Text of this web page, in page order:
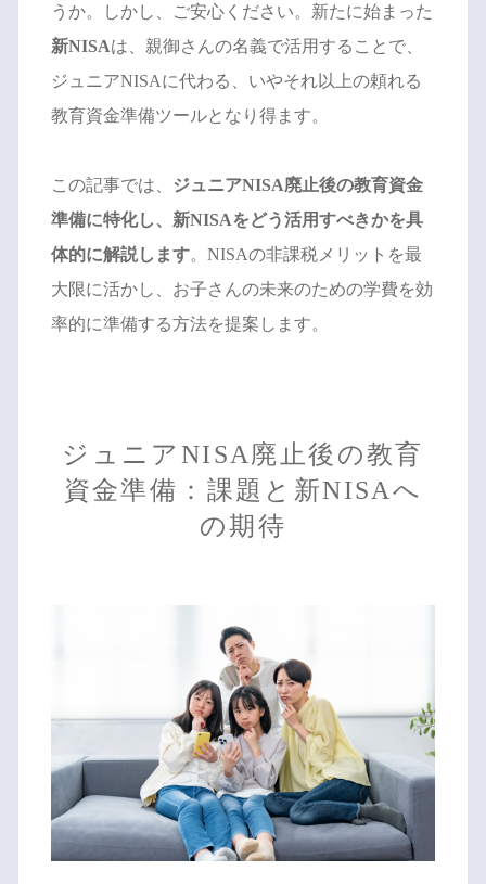
うか。しかし、ご安心ください。新たに始まった
新NISAは、親御さんの名義で活用することで、
ジュニアNISAに代わる、いやそれ以上の頼れる
教育資金準備ツールとなり得ます。
この記事では、
ジュニアNISA廃止後の教育資金
準備に特化し、新NISAをどう活用すべきかを具
体的に解説します。NISAの非課税メリットを最
大限に活かし、お子さんの未来のための学費を効
率的に準備する方法を提案します。
ジュニアNISA廃止後の教育
資金準備：課題と新NISAへ
の期待